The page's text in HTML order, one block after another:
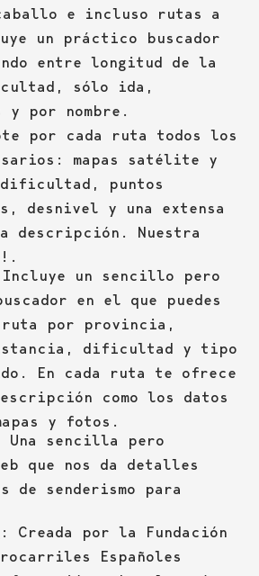
e incluso rutas a
un práctico buscador
entre longitud de la
sólo ida,
por nombre.
por cada ruta todos los
mapas satélite y
puntos
desnivel y una extensa
descripción. Nuestra
un sencillo pero
en el que puedes
por provincia,
dificultad y tipo
En cada ruta te ofrece
como los datos
y fotos.
Una sencilla pero
que nos da detalles
de senderismo para
: Creada por la Fundación
Españoles